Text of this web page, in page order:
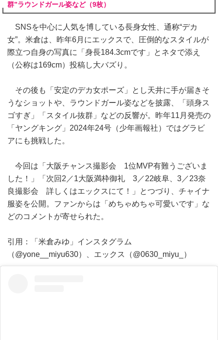
群”ラウンドガール姿など（9枚）
SNSを中心に人気を博している長身女性、通称“デカ
女”。米倉は、昨年6月にエックスで、圧倒的なスタイルが
際立つ自身の写真に「身長184.3cmです」とネタで添え
（公称は169cm）投稿し大バズり。
その後も「安定のデカ女ポーズ」とし天井に手が届きそ
うなショットや、ラウンドガール姿などを披露、「頭身ス
ゴすぎ」「スタイル抜群」などの反響が。昨年11月発売の
「ヤングキング」2024年24号（少年画報社）ではグラビ
アにも挑戦した。
今回は「大阪チャンス撮影会 1位MVP有難うございま
した！」「次回2／1大阪満枠御礼 3／22岐阜、3／23奈
良撮影会 詳しくはエックスにて！」とつづり、チャイナ
服姿を公開。ファンからは「めちゃめちゃ可愛いです」な
どのコメントが寄せられた。
引用：「米倉みゆ」インスタグラム
（@yone__miyu630）、エックス（@0630_miyu_）